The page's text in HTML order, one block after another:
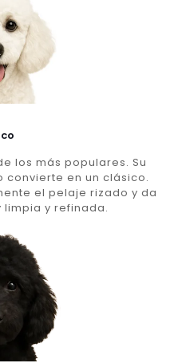
los más populares. Su
en un clásico.
el pelaje rizado y da
y refinada.